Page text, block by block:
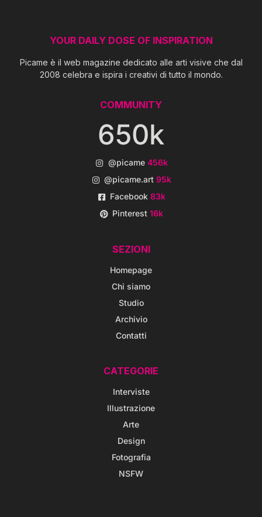
YOUR DAILY DOSE OF INSPIRATION
Picame è il web magazine dedicato alle arti visive che dal
2008 celebra e ispira i creativi di tutto il mondo.
COMMUNITY
650k
@picame 456k
@picame.art95k
Facebook83k
Pinterest16k
SEZIONI
Homepage
Chi siamo
Studio
Archivio
Contatti
CATEGORIE
Interviste
Illustrazione
Arte
Design
Fotografia
NSFW